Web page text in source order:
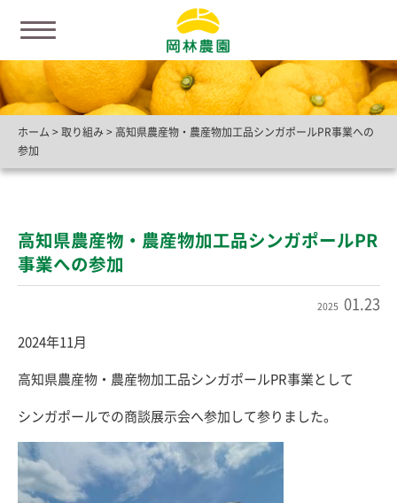
ホーム > 取り組み > 高知県農産物・農産物加工品シンガポールPR事業への
参加
高知県農産物・農産物加工品シンガポールPR
事業への参加
2025 01.23
2024年11月
高知県農産物・農産物加工品シンガポールPR事業として
シンガポールでの商談展示会へ参加して参りました。